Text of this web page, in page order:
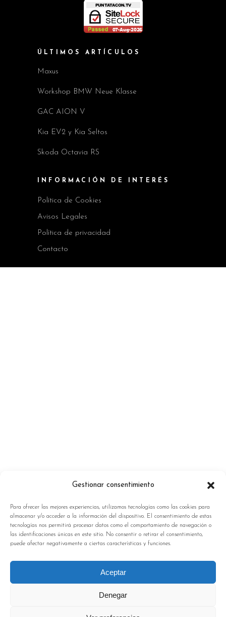
Gestionar consentimiento
Para ofrecer las mejores experiencias, utilizamos tecnologías como las cookies para
almacenar y/o acceder a la información del dispositivo. El consentimiento de estas
tecnologías nos permitirá procesar datos como el comportamiento de navegación o
las identificaciones únicas en este sitio. No consentir o retirar el consentimiento,
puede afectar negativamente a ciertas características y funciones.
Aceptar
Denegar
ÚLTIMOS ARTÍCULOS
Maxus
Workshop BMW Neue Klasse
GAC AION V
Kia EV2 y Kia Seltos
Skoda Octavia RS
INFORMACIÓN DE INTERÉS
Política de Cookies
Avisos Legales
Política de privacidad
Contacto